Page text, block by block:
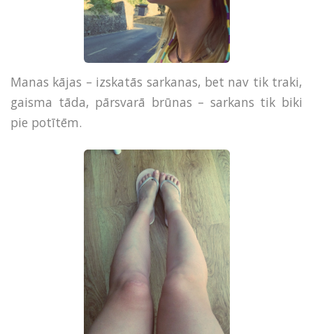
Manas kājas – izskatās sarkanas, bet nav tik traki,
gaisma tāda, pārsvarā brūnas – sarkans tik biki
pie potītēm.